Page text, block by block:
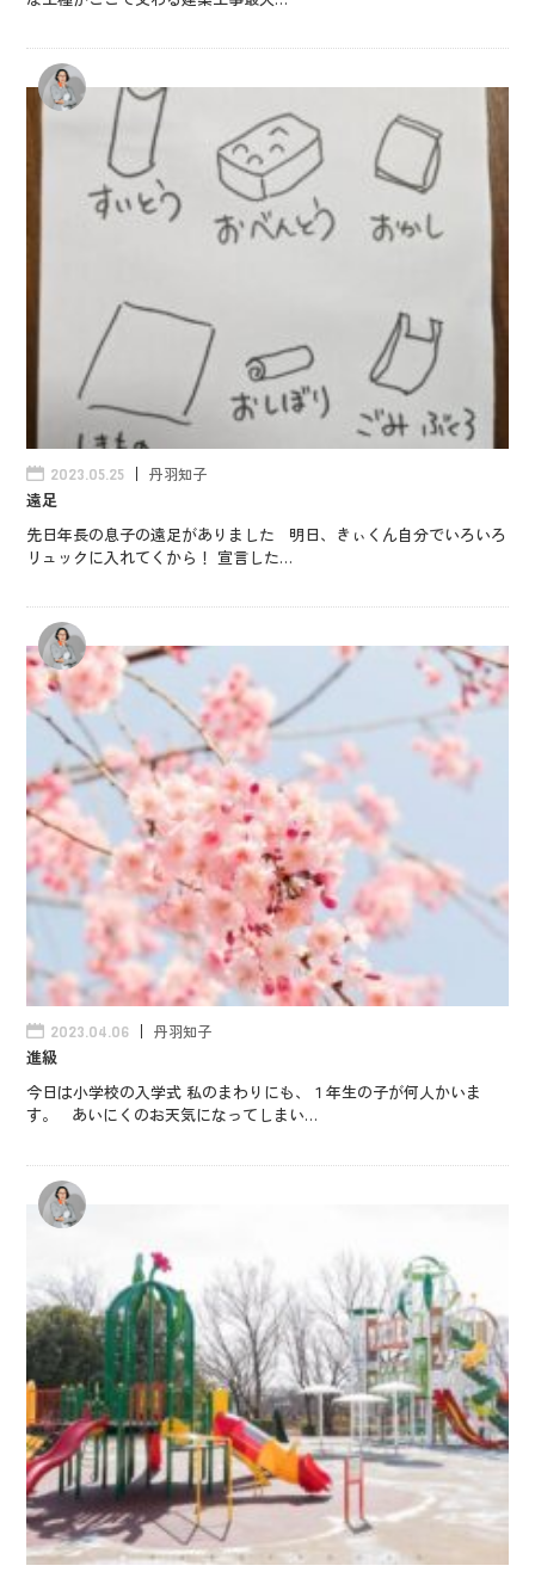
2023.05.25 丹羽知子
遠足
先日年長の息子の遠足がありました 明日、きぃくん自分でいろいろ
リュックに入れてくから！ 宣言した…
2023.04.06 丹羽知子
進級
今日は小学校の入学式 私のまわりにも、１年生の子が何人かいま
す。 あいにくのお天気になってしまい…